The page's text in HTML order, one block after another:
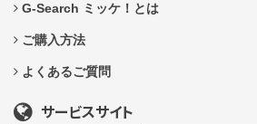
G-Search ミッケ！とは
ご購入方法
よくあるご質問
サービスサイト